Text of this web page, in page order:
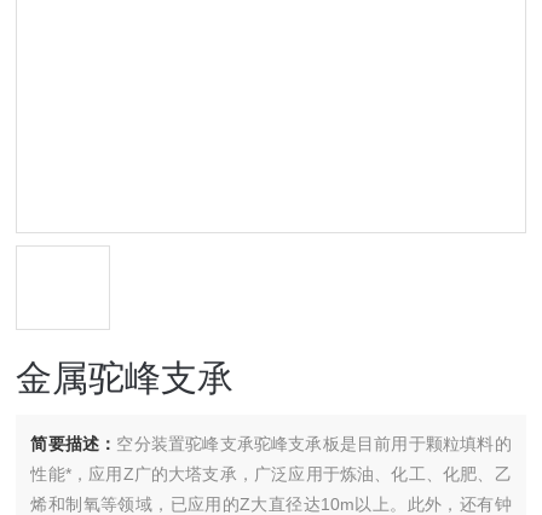
金属驼峰支承
简要描述： 空分装置驼峰支承驼峰支承板是目前用于颗粒填料的
性能*，应用Z广的大塔支承，广泛应用于炼油、化工、化肥、乙
烯和制氧等领域，已应用的Z大直径达10m以上。此外，还有钟